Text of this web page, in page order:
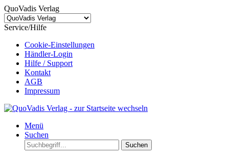
QuoVadis Verlag
Service/Hilfe
Cookie-Einstellungen
Händler-Login
Hilfe / Support
Kontakt
AGB
Impressum
Menü
Suchen
Suchen